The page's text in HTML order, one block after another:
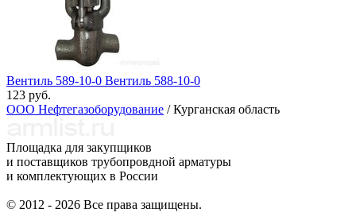
Вентиль 589-10-0 Вентиль​ 588-10-0
123 руб.
ООО Нефтегазоборудование / Курганская область
Площадка для закупщиков
и поставщиков трубопровдной арматуры
и комплектующих в России
© 2012 - 2026 Все права защищены.